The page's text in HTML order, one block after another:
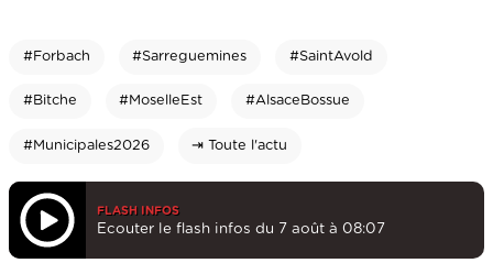
#Forbach #Sarreguemines #SaintAvold
#Bitche #MoselleEst #AlsaceBossue
#Municipales2026 ⇥ Toute l'actu
FLASH INFOS
Ecouter le flash infos du 7 août à 08:07